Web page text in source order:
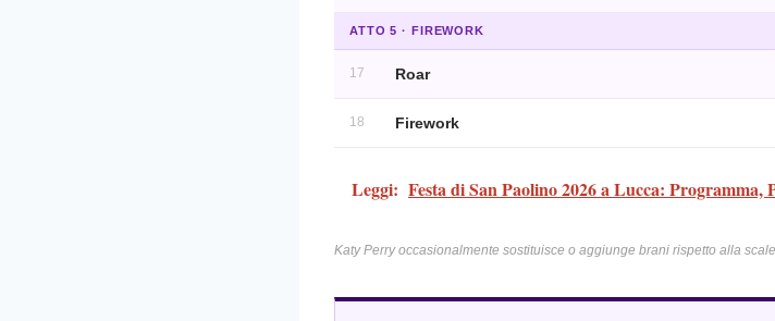
ATTO 5 · FIREWORK
17 Roar
18 Firework
Leggi: Festa di San Paolino 2026 a Lucca:
Katy Perry occasionalmente sostituisce o aggiunge brani rispetto alla